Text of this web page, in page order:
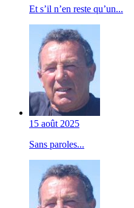
Et s’il n’en reste qu’un...
15 août 2025
Sans paroles...